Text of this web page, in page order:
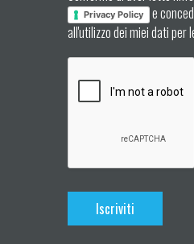
Privacy Policy
e
all'utilizzo dei miei dati